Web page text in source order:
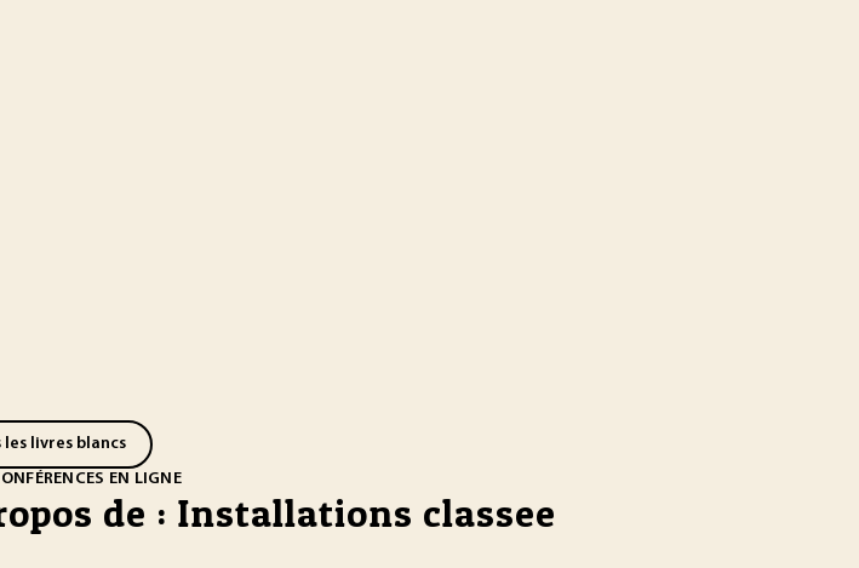
applicable au titre de laquelle l'activité ou l'installation est classée.
les livres blancs
EN LIGNE
de : Installations classee